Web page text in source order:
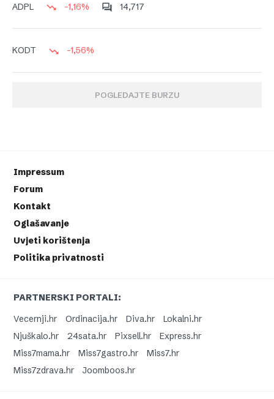
ADPL -1,16% 14,717
KODT -1,56%
POGLEDAJTE BURZU
Impressum
Forum
Kontakt
Oglašavanje
Uvjeti korištenja
Politika privatnosti
PARTNERSKI PORTALI:
Vecernji.hr
Ordinacija.hr Diva.hr
Lokalni.hr
Njuškalo.hr
24sata.hr Pixsell.hr
Express.hr
Miss7mama.hr
Miss7gastro.hr
Miss7.hr
Miss7zdrava.hr
Joomboos.hr